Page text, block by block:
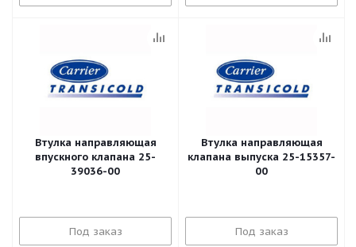
Втулка направляющая
впускного клапана 25-
39036-00
Под заказ
Втулка направляющая
клапана выпуска 25-15357-
00
Под заказ